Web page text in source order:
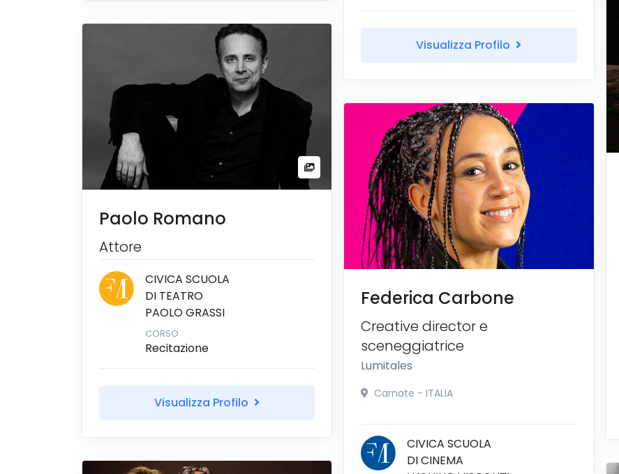
Paolo Romano
Attore
CIVICA SCUOLA
DI TEATRO
PAOLO GRASSI
CORSO
Recitazione
Visualizza Profilo
Visualizza Profilo
Federica Carbone
Creative director e
sceneggiatrice
Lumitales
Carnate - ITALIA
CIVICA SCUOLA
DI CINEMA